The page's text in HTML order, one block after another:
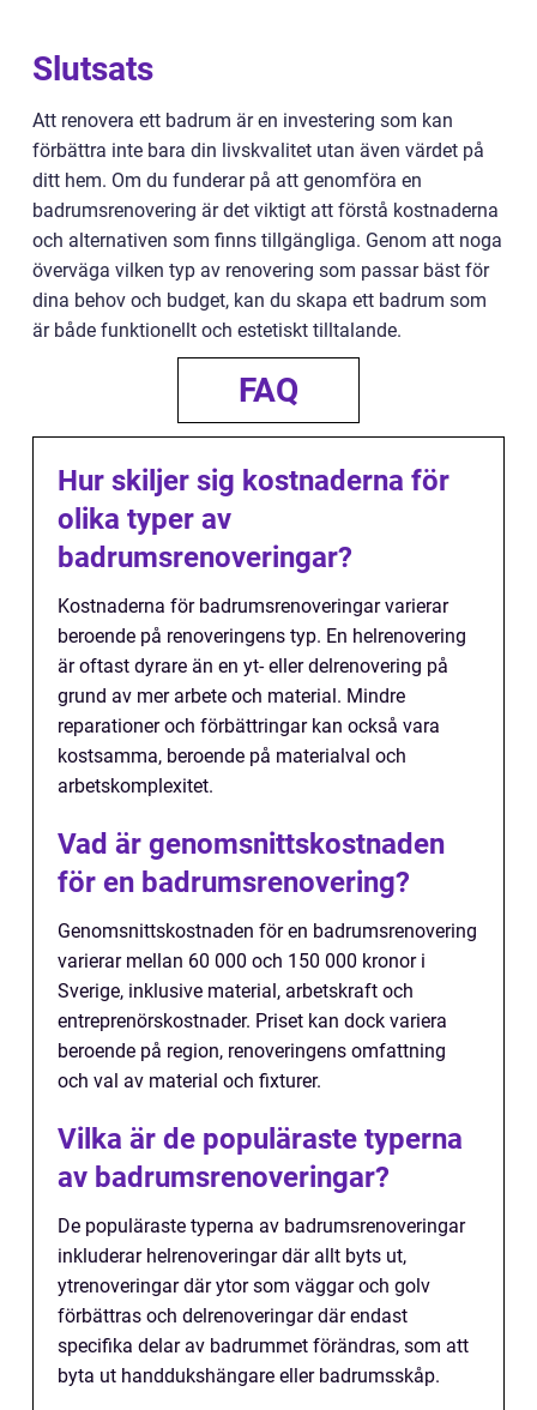
Slutsats
Att renovera ett badrum är en investering som kan
förbättra inte bara din livskvalitet utan även värdet på
ditt hem. Om du funderar på att genomföra en
badrumsrenovering är det viktigt att förstå kostnaderna
och alternativen som finns tillgängliga. Genom att noga
överväga vilken typ av renovering som passar bäst för
dina behov och budget, kan du skapa ett badrum som
är både funktionellt och estetiskt tilltalande.
FAQ
Hur skiljer sig kostnaderna för
olika typer av
badrumsrenoveringar?
Kostnaderna för badrumsrenoveringar varierar
beroende på renoveringens typ. En helrenovering
är oftast dyrare än en yt- eller delrenovering på
grund av mer arbete och material. Mindre
reparationer och förbättringar kan också vara
kostsamma, beroende på materialval och
arbetskomplexitet.
Vad är genomsnittskostnaden
för en badrumsrenovering?
Genomsnittskostnaden för en badrumsrenovering
varierar mellan 60 000 och 150 000 kronor i
Sverige, inklusive material, arbetskraft och
entreprenörskostnader. Priset kan dock variera
beroende på region, renoveringens omfattning
och val av material och fixturer.
Vilka är de populäraste typerna
av badrumsrenoveringar?
De populäraste typerna av badrumsrenoveringar
inkluderar helrenoveringar där allt byts ut,
ytrenoveringar där ytor som väggar och golv
förbättras och delrenoveringar där endast
specifika delar av badrummet förändras, som att
byta ut handdukshängare eller badrumsskåp.